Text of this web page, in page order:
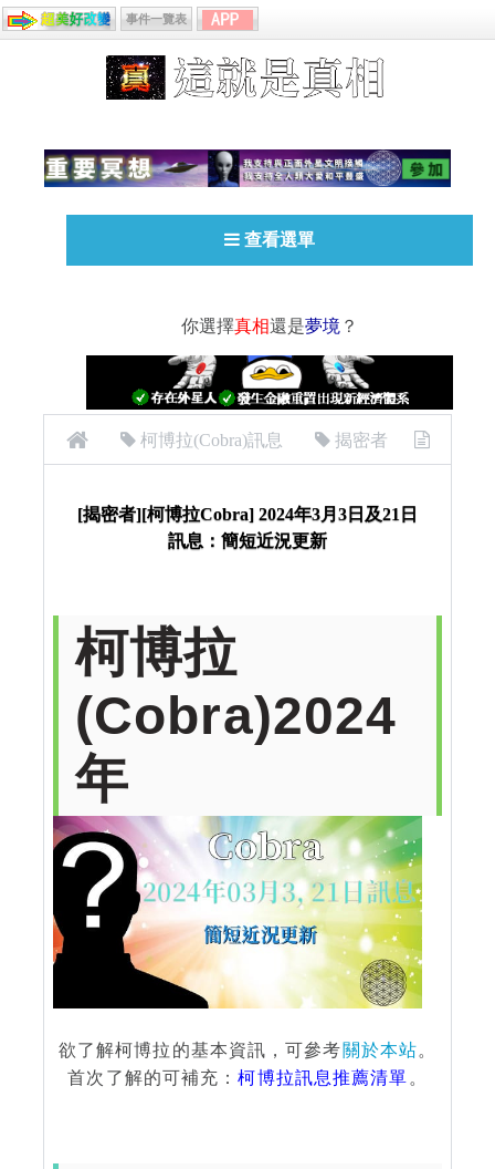
事件一覽表
查看選單
你選擇真相還是夢境 ？
柯博拉(Cobra)訊息 揭密者
短近況更新
[揭密者][柯博拉Cobra] 2024年3月3日及21日
訊息：簡短近況更新
柯博拉
(Cobra)2024
年
欲了解柯博拉的基本資訊，可參考關於本站。
首次了解的可補充：柯博拉訊息推薦清單 。